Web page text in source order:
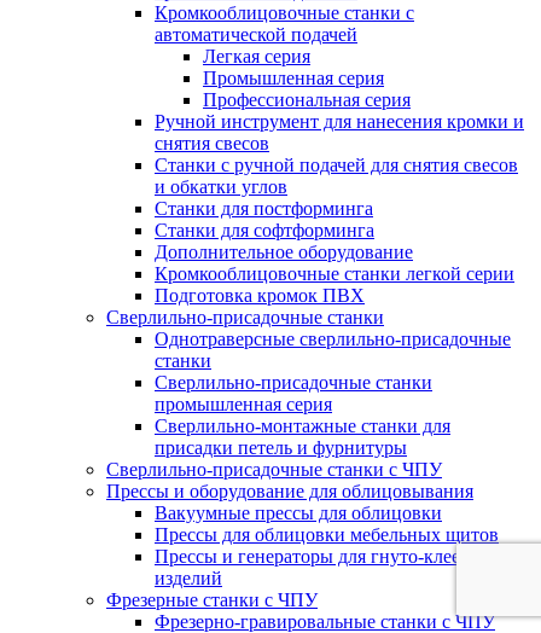
Кромкооблицовочные станки с
автоматической подачей
Легкая серия
Промышленная серия
Профессиональная серия
Ручной инструмент для нанесения кромки и
снятия свесов
Станки с ручной подачей для снятия свесов
и обкатки углов
Станки для постформинга
Станки для софтформинга
Дополнительное оборудование
Кромкооблицовочные станки легкой серии
Подготовка кромок ПВХ
Сверлильно-присадочные станки
Однотраверсные сверлильно-присадочные
станки
Сверлильно-присадочные станки
промышленная серия
Сверлильно-монтажные станки для
присадки петель и фурнитуры
Сверлильно-присадочные станки с ЧПУ
Прессы и оборудование для облицовывания
Вакуумные прессы для облицовки
Прессы для облицовки мебельных щитов
Прессы и генераторы для гнуто-клееных
изделий
Фрезерные станки с ЧПУ
Фрезерно-гравировальные станки с ЧПУ